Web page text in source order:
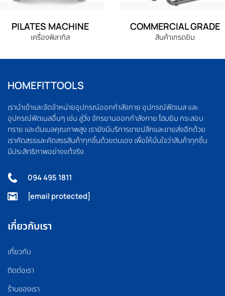
PILATES MACHINE
เครื่องพิลาทิส
COMMERCIAL GRADE
สินค้าเกรดยิม
HOMEFITTOOLS
เรานำเข้าและจัดจำหน่ายอุปกรณ์ออกกำลังกาย อุปกรณ์ฟิตเนส และ
อุปกรณ์ฟิตเนสอื่นๆ เช่น ลู่วิ่ง จักรยานออกกำลังกาย โฮมยิม กระสอบ
ทราย และดัมเบลคุณภาพสูง เรายังมีบริการขายปลีกและขายส่งอีกด้วย
เราคัดสรรและคัดสรรสินค้าทุกชิ้นด้วยตนเอง เพื่อให้มั่นใจว่าสินค้าทุกชิ้น
มีประสิทธิภาพอย่างแท้จริง
094 495 1811
[email protected]
เกี่ยวกับเรา
เกี่ยวกับ
ติดต่อเรา
ร้านของเรา